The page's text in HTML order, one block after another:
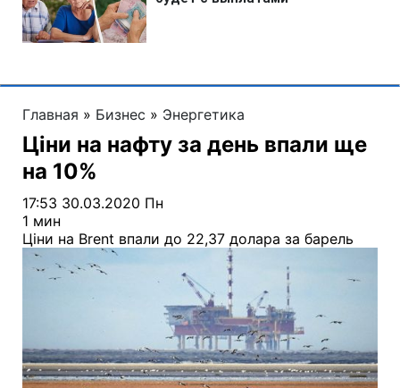
Главная » Бизнес » Энергетика
Ціни на нафту за день впали ще
на 10%
17:53 30.03.2020 Пн
1 мин
Ціни на Brent впали до 22,37 долара за барель